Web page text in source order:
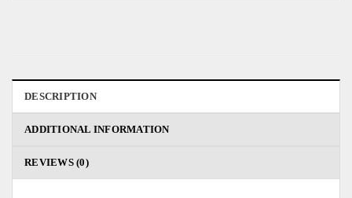
DESCRIPTION
ADDITIONAL INFORMATION
REVIEWS (0)